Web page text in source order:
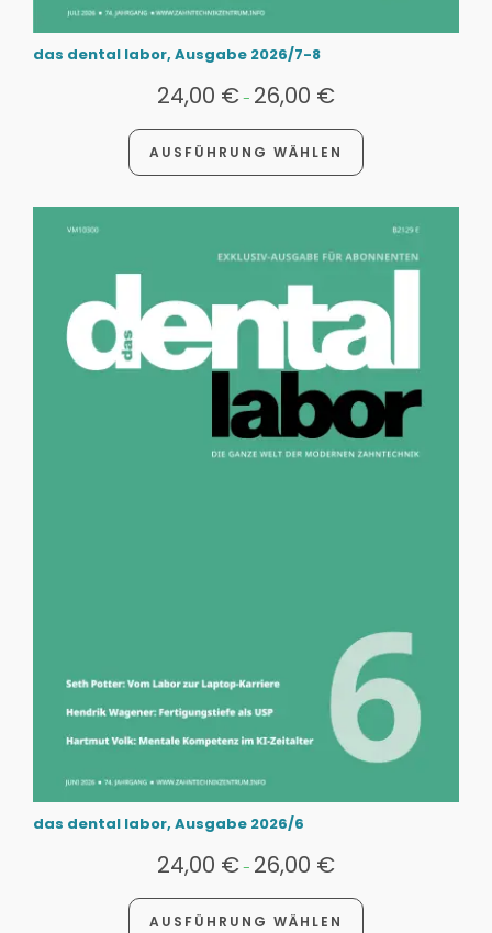
das dental labor, Ausgabe 2026/7-8
24,00 €- 26,00 €
AUSFÜHRUNG WÄHLEN
das dental labor, Ausgabe 2026/6
24,00 €- 26,00 €
AUSFÜHRUNG WÄHLEN